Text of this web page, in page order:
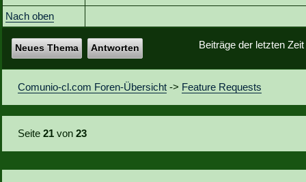
Nach oben
Beiträge der letzten
Neues Thema Antworten
Comunio-cl.com Foren-Übersicht -> Feature Requests
Seite21 von23